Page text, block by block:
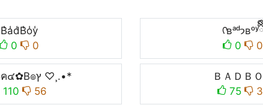
B̾a̾d̾B̾o̾y̾
0
0
ᡣʙᵃᵈ𐭩ʙᵒʸྀིྀི
0
0
*•.¸♡Bค๔✿B๏ץ ♡¸.•*
110
56
ＢＡＤＢ
75